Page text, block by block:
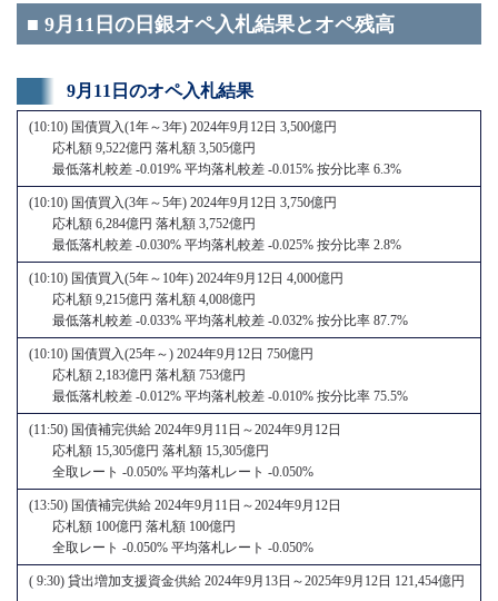
■ 9月11日の日銀オペ入札結果とオペ残高
9月11日のオペ入札結果
(10:10) 国債買入(1年～3年) 2024年9月12日 3,500億円
応札額 9,522億円 落札額 3,505億円
最低落札較差 -0.019% 平均落札較差 -0.015% 按分比率 6.3%
(10:10) 国債買入(3年～5年) 2024年9月12日 3,750億円
応札額 6,284億円 落札額 3,752億円
最低落札較差 -0.030% 平均落札較差 -0.025% 按分比率 2.8%
(10:10) 国債買入(5年～10年) 2024年9月12日 4,000億円
応札額 9,215億円 落札額 4,008億円
最低落札較差 -0.033% 平均落札較差 -0.032% 按分比率 87.7%
(10:10) 国債買入(25年～) 2024年9月12日 750億円
応札額 2,183億円 落札額 753億円
最低落札較差 -0.012% 平均落札較差 -0.010% 按分比率 75.5%
(11:50) 国債補完供給 2024年9月11日～2024年9月12日
応札額 15,305億円 落札額 15,305億円
全取レート -0.050% 平均落札レート -0.050%
(13:50) 国債補完供給 2024年9月11日～2024年9月12日
応札額 100億円 落札額 100億円
全取レート -0.050% 平均落札レート -0.050%
( 9:30) 貸出増加支援資金供給 2024年9月13日～2025年9月12日 121,454億円